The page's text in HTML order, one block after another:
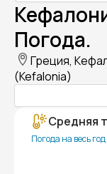
Погода.
Греция,
(Kefalonia)
Средняя
Погода на весь год